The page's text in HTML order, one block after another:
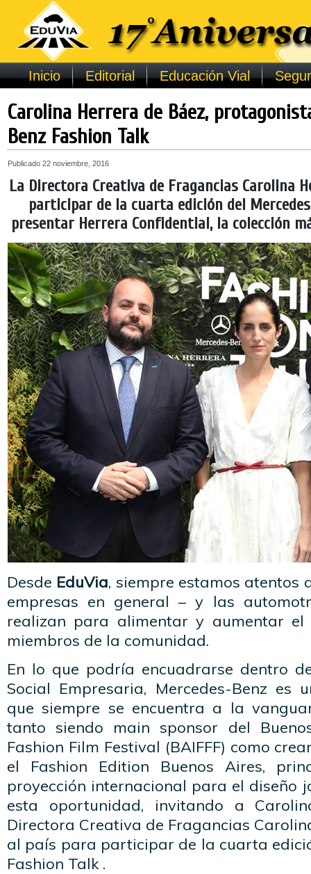
Inicio Editorial Educación Vial
Carolina Herrera de Báez,
Benz Fashion Talk
Publicado 22 noviembre, 2016
La Directora Creativa de Fragancias Carolina
participar de la cuarta edición del
presentar Herrera Confidential, la colección
Desde EduVia, siempre estamos atentos
empresas en general – y las
realizan para alimentar y aumentar
miembros de la comunidad.
En lo que podría encuadrarse dentro
Social Empresaria, Mercedes-Benz es
que siempre se encuentra a la
tanto siendo main sponsor del
Fashion Film Festival (BAIFFF) como
el Fashion Edition Buenos Aires,
proyección internacional para el diseño
esta oportunidad, invitando a
Directora Creativa de Fragancias
al país para participar de la cuarta
Fashion Talk .